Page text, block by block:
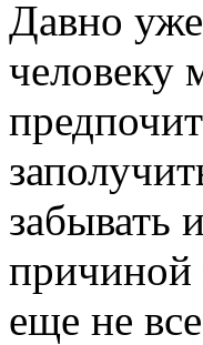
Давно
человеку
забывать
причиной
еще не